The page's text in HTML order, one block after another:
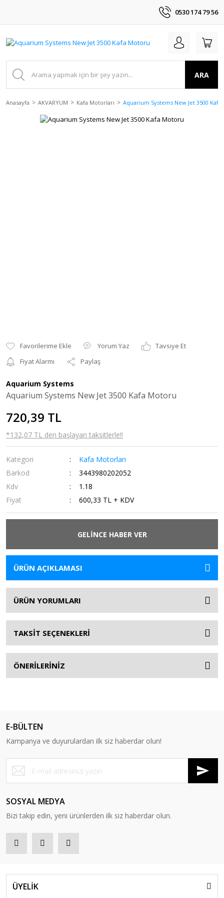
0530 174 79 56
ARA
Anasayfa AKVARYUM Kafa Motorları Aquarium Systems New Jet 3500
Yorum Yaz
Tavsiye Et
Fiyat Alarmı
Paylaş
Aquarium Systems
Aquarium Systems New Jet 3500 Kafa Motoru
720,39 TL
*132,07 TL den başlayan taksitlerle!!
Kategori
Kafa Motorları
Barkod
3443980202052
Kdv
1.18
Fiyat
600,33 TL + KDV
GELİNCE HABER VER
ÜRÜN AÇIKLAMASI
ÜRÜN YORUMLARI
TAKSİT SEÇENEKLERİ
ÖNERİLERİNİZ
E-BÜLTEN
Kampanya ve duyurulardan ilk siz haberdar olun!
SOSYAL MEDYA
Bizi takip edin, yeni ürünlerden ilk siz haberdar olun.
ÜYELİK